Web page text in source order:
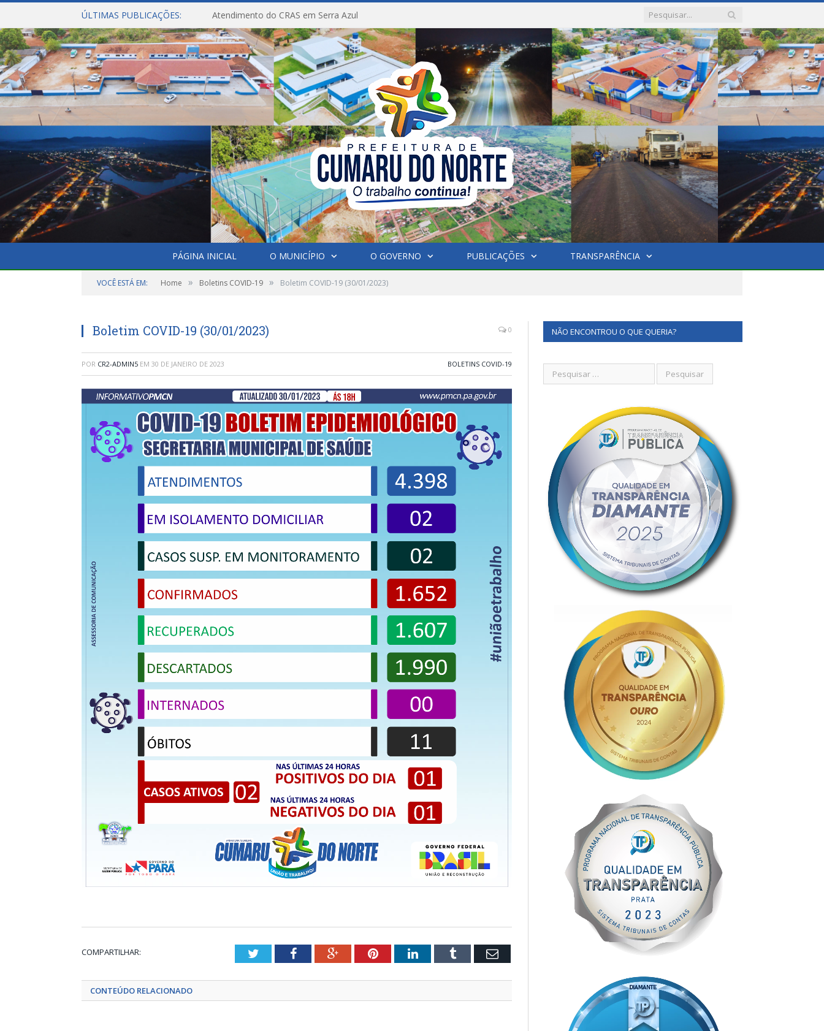
ÚLTIMAS PUBLICAÇÕES: Atendimento do CRAS em Serra Azul
PÁGINA INICIAL O MUNICÍPIO O GOVERNO PUBLICAÇÕES TRANSPARÊNCIA
VOCÊ ESTÁ EM: Home » Boletins COVID-19 » Boletim COVID-19 (30/01/2023)
Boletim COVID-19 (30/01/2023) 0
POR CR2-ADMIN5 EM 30 DE JANEIRO DE 2023 BOLETINS COVID-19
COMPARTILHAR: TwitterFacebookGoogle+PinterestLinkedInTumblr Email
CONTEÚDO RELACIONADO
NÃO ENCONTROU O QUE QUERIA?